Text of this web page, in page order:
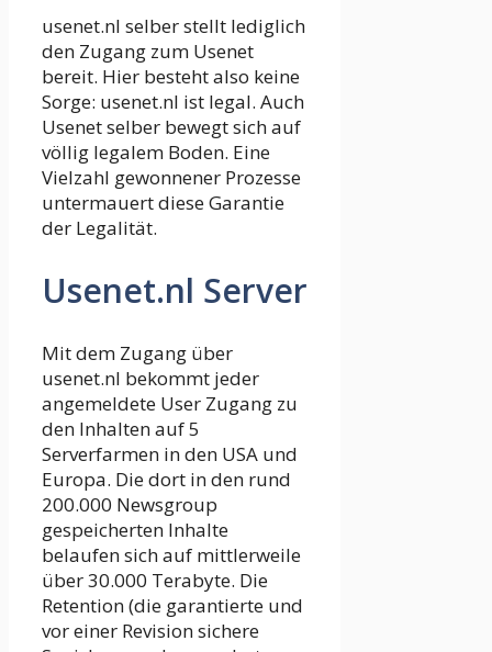
usenet.nl selber stellt lediglich
den Zugang zum Usenet
bereit. Hier besteht also keine
Sorge: usenet.nl ist legal. Auch
Usenet selber bewegt sich auf
völlig legalem Boden. Eine
Vielzahl gewonnener Prozesse
untermauert diese Garantie
der Legalität.
Usenet.nl Server
Mit dem Zugang über
usenet.nl bekommt jeder
angemeldete User Zugang zu
den Inhalten auf 5
Serverfarmen in den USA und
Europa. Die dort in den rund
200.000 Newsgroup
gespeicherten Inhalte
belaufen sich auf mittlerweile
über 30.000 Terabyte. Die
Retention (die garantierte und
vor einer Revision sichere